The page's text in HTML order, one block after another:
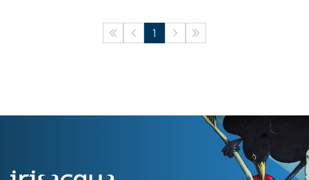
First Previous
1 Next Last